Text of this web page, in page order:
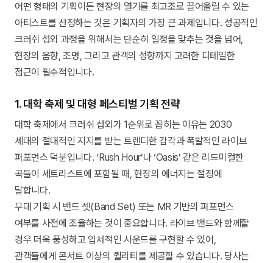
어떤 형태의 기획이든 현장의 열기를 최고조로 끌어올릴 수 있는
아티스트를 선정하는 것은 기획자의 가장 큰 과제입니다. 성공적인
크러쉬 섭외 과정을 위해서는 단순히 일정을 맞추는 것을 넘어,
현장의 음향, 조명, 그리고 관객의 성향까지 고려한 디테일한
접근이 필수적입니다.
1. 대학 축제 및 대형 페스티벌 기획 전략
대학 축제에서 크러쉬 섭외가 1순위로 꼽히는 이유는 2030
세대의 절대적인 지지를 받는 트렌디한 감각과 폭발적인 라이브
퍼포먼스 덕분입니다. ‘Rush Hour’나 ‘Oasis’ 같은 리드미컬한
곡들이 세트리스트에 포함될 때, 현장의 에너지는 절정에
달합니다.
무대 기획 시 밴드 셋(Band Set) 또는 MR 기반의 퍼포먼스
여부를 사전에 조율하는 것이 중요합니다. 라이브 밴드와 함께할
경우 더욱 풍성하고 입체적인 사운드를 구현할 수 있어,
관객들에게 콘서트 이상의 퀄리티를 제공할 수 있습니다. 당사는